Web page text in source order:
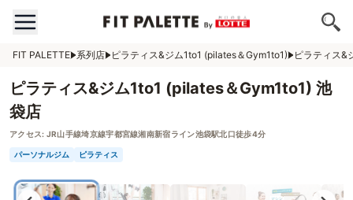
FIT PALETTE 系列店 ピラティス&ジム1to1 (pilates＆Gym1to1) ピラティス&
ピラティス&ジム1to1 (pilates＆Gym1to1) 池
袋店
アクセス: JR山手線埼京線宇都宮線湘南新宿ライン池袋駅北口徒歩4分
パーソナルジム ピラティス